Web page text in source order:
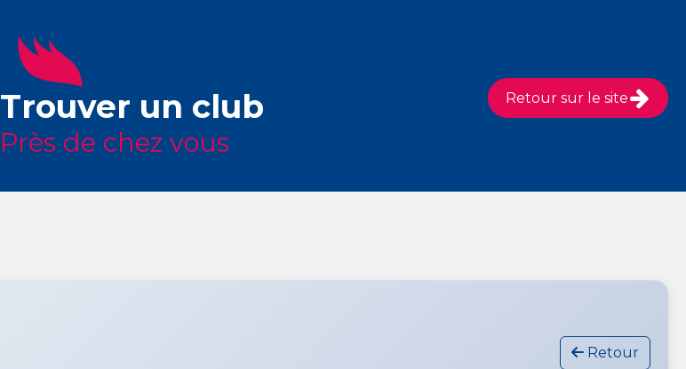
Trouver un club
Près de chez vous
Retour sur le site
Retour